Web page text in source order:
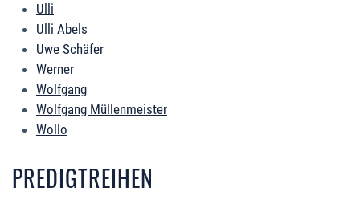
Ulli
Ulli Abels
Uwe Schäfer
Werner
Wolfgang
Wolfgang Müllenmeister
Wollo
PREDIGTREIHEN